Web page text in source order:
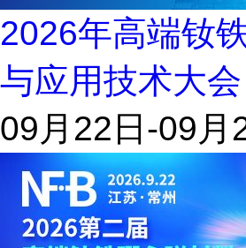
2026年高端钕
与应用技术大会
09月22日-09月